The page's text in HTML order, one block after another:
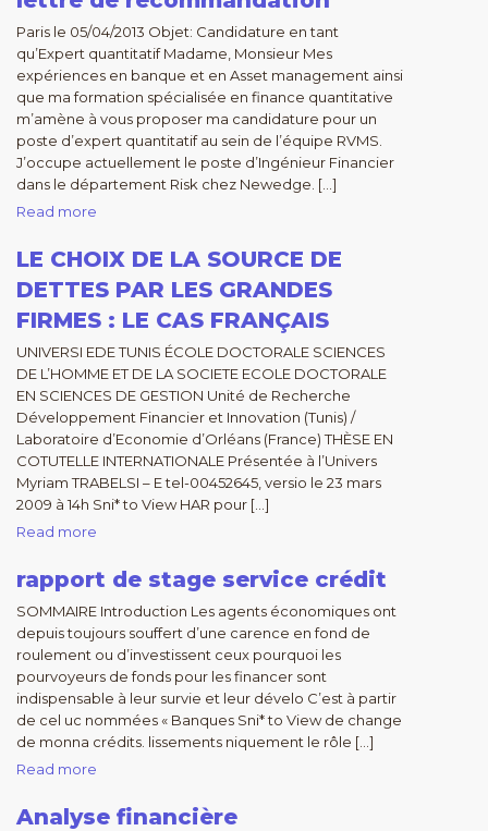
Paris le 05/04/2013 Objet: Candidature en tant
qu’Expert quantitatif Madame, Monsieur Mes
expériences en banque et en Asset management ainsi
que ma formation spécialisée en finance quantitative
m’amène à vous proposer ma candidature pour un
poste d’expert quantitatif au sein de l’équipe RVMS.
J’occupe actuellement le poste d’Ingénieur Financier
dans le département Risk chez Newedge. […]
Read more
LE CHOIX DE LA SOURCE DE
DETTES PAR LES GRANDES
FIRMES : LE CAS FRANÇAIS
UNIVERSI EDE TUNIS ÉCOLE DOCTORALE SCIENCES
DE L’HOMME ET DE LA SOCIETE ECOLE DOCTORALE
EN SCIENCES DE GESTION Unité de Recherche
Développement Financier et Innovation (Tunis) /
Laboratoire d’Economie d’Orléans (France) THÈSE EN
COTUTELLE INTERNATIONALE Présentée à l’Univers
Myriam TRABELSI – E tel-00452645, versio le 23 mars
2009 à 14h Sni* to View HAR pour […]
Read more
rapport de stage service crédit
SOMMAIRE Introduction Les agents économiques ont
depuis toujours souffert d’une carence en fond de
roulement ou d’investissent ceux pourquoi les
pourvoyeurs de fonds pour les financer sont
indispensable à leur survie et leur dévelo C’est à partir
de cel uc nommées « Banques Sni* to View de change
de monna crédits. lissements niquement le rôle […]
Read more
Analyse financière